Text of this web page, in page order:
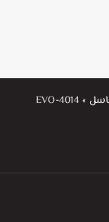
»
EVO-4014